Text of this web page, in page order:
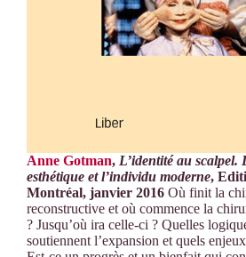
Anne Gotman, L’identité au
esthétique et l’individu moderne,
Montréal, janvier 2016 Où finit la
reconstructive et où commence la
? Jusqu’où ira celle-ci ? Quelles
soutiennent l’expansion et quels